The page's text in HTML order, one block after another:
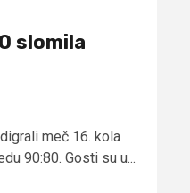
slomila
meč 16. kola
90:80. Gosti su u...